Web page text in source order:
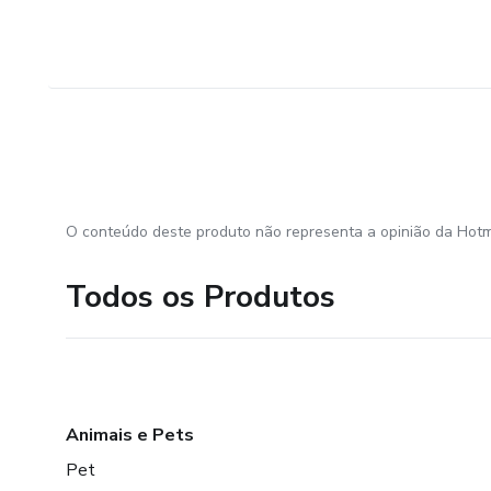
O conteúdo deste produto não representa a opinião da
Todos os Produtos
Animais e Pets
Pet